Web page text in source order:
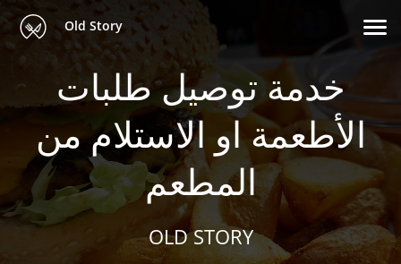
Old Story
خدمة توصيل طلبات
الأطعمة او الاستلام من
المطعم
OLD STORY